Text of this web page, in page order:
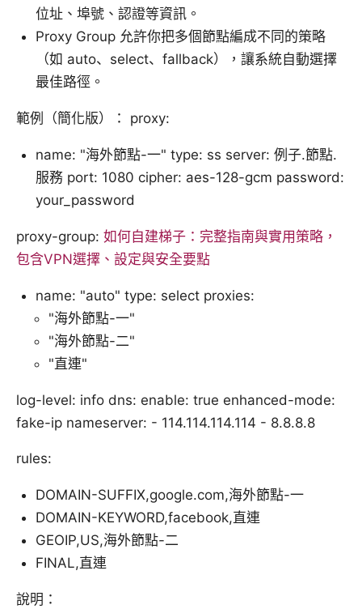
位址、埠號、認證等資訊。
Proxy Group 允許你把多個節點編成不同的策略
（如 auto、select、fallback），讓系統自動選擇
最佳路徑。
範例（簡化版）： proxy:
name: "海外節點-一" type: ss server: 例子.節點.
服務 port: 1080 cipher: aes-128-gcm password:
your_password
proxy-group: 如何自建梯子：完整指南與實用策略，
包含VPN選擇、設定與安全要點
name: "auto" type: select proxies:
"海外節點-一"
"海外節點-二"
"直連"
log-level: info dns: enable: true enhanced-mode:
fake-ip nameserver: - 114.114.114.114 - 8.8.8.8
rules:
DOMAIN-SUFFIX,google.com,海外節點-一
DOMAIN-KEYWORD,facebook,直連
GEOIP,US,海外節點-二
FINAL,直連
說明：